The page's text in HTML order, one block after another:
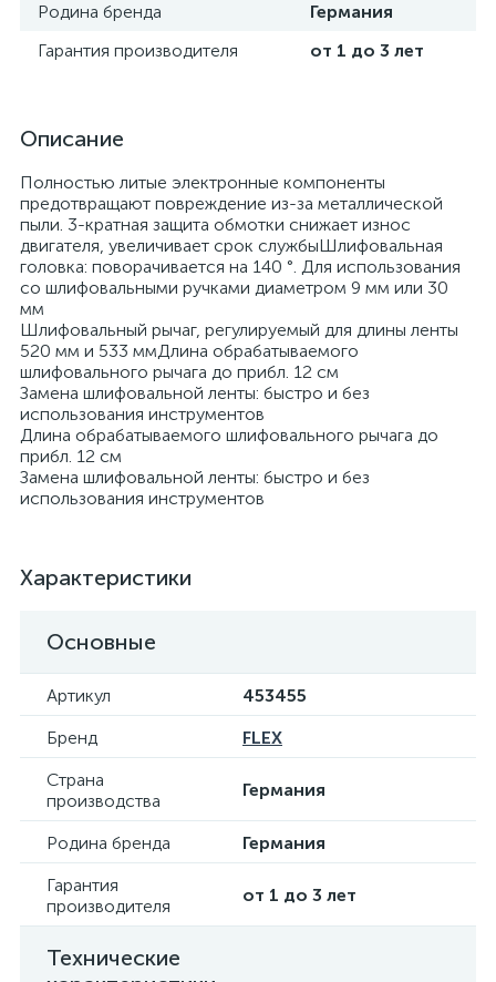
Родина бренда
Германия
Гарантия производителя
от 1 до 3 лет
Описание
Полностью литые электронные компоненты
предотвращают повреждение из-за металлической
пыли. 3-кратная защита обмотки снижает износ
двигателя, увеличивает срок службыШлифовальная
головка: поворачивается на 140 °. Для использования
со шлифовальными ручками диаметром 9 мм или 30
мм
Шлифовальный рычаг, регулируемый для длины ленты
520 мм и 533 ммДлина обрабатываемого
шлифовального рычага до прибл. 12 см
Замена шлифовальной ленты: быстро и без
использования инструментов
Длина обрабатываемого шлифовального рычага до
прибл. 12 см
Замена шлифовальной ленты: быстро и без
использования инструментов
Характеристики
Основные
Артикул
453455
Бренд
FLEX
Страна
производства
Германия
Родина бренда
Германия
Гарантия
производителя
от 1 до 3 лет
Технические